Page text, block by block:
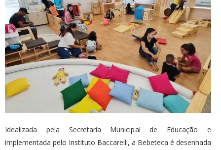
Idealizada pela Secretaria Municipal de Educação e
implementada pelo Instituto Baccarelli, a Bebeteca é desenhada